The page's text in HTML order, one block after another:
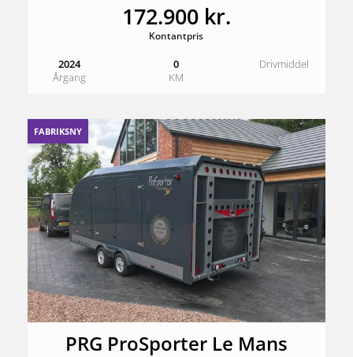
172.900 kr.
Kontantpris
2024
Årgang
0
KM
Drivmiddel
FABRIKSNY
PRG ProSporter Le Mans